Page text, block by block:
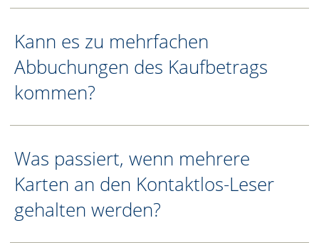
Kann es zu mehrfachen
Abbuchungen des Kaufbetrags
kommen?
Was passiert, wenn mehrere
Karten an den Kontaktlos-Leser
gehalten werden?